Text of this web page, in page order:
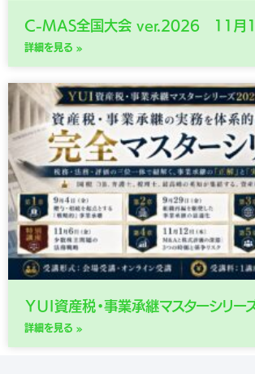
C-MAS全国大会 ver.2026 11月
詳細を見る »
ＹＵＩ資産税・事業承継マスターシリ
詳細を見る »